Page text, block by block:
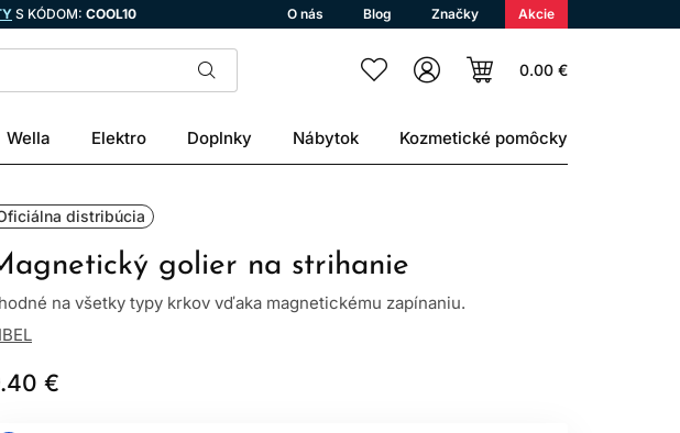
S KÓDOM: COOL10 O nás Blog Značky Akcie
0.00 €
Wella Elektro Doplnky Nábytok Kozmetické pomôcky
distribúcia
golier na strihanie
na všetky typy krkov vďaka magnetickému zapínaniu.
€